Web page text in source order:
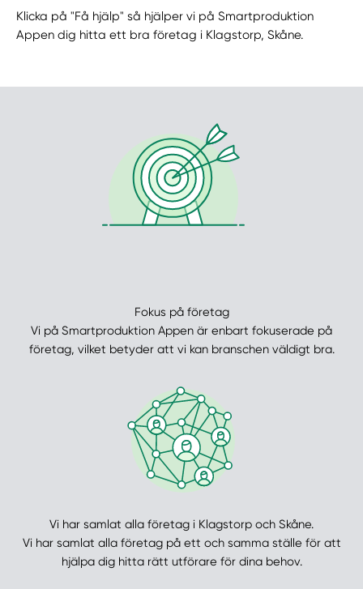
Klicka på "Få hjälp" så hjälper vi på Smartproduktion
Appen dig hitta ett bra företag i Klagstorp, Skåne.
Fokus på företag
Vi på Smartproduktion Appen är enbart fokuserade på
företag, vilket betyder att vi kan branschen väldigt bra.
Vi har samlat alla företag i Klagstorp och Skåne.
Vi har samlat alla företag på ett och samma ställe för att
hjälpa dig hitta rätt utförare för dina behov.